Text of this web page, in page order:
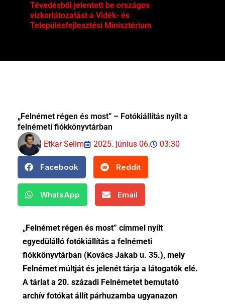
Tévedésből jelentett be országos
vízkorlátozatást a Vidék- és
Településfejlesztési Minisztérium
„Felnémet régen és most” – Fotókiállítás nyílt a
felnémeti fiókkönyvtárban
Etkar Selim
2025. június 06. 03:30
Facebook Reddit
WhatsApp Email
„Felnémet régen és most” címmel nyílt
egyedülálló fotókiállítás a felnémeti
fiókkönyvtárban (Kovács Jakab u. 35.), mely
Felnémet múltját és jelenét tárja a látogatók elé.
A tárlat a 20. századi Felnémetet bemutató
archív fotókat állít párhuzamba ugyanazon